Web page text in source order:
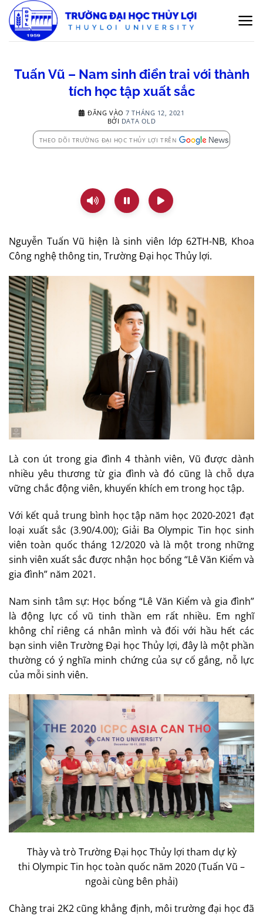
qua
nội
Tuấn Vũ – Nam sinh điển trai với thành
tích học tập xuất sắc
ĐĂNG VÀO7 THÁNG 12, 2021
BỞI DATA OLD
THEO DÕI TRƯỜNG ĐẠI HỌC THỦY LỢI TRÊN
Nguyễn Tuấn Vũ hiện là sinh viên lớp 62TH-NB, Khoa
Công nghệ thông tin, Trường Đại học Thủy lợi.
Là con út trong gia đình 4 thành viên, Vũ được dành
nhiều yêu thương từ gia đình và đó cũng là chỗ dựa
vững chắc động viên, khuyến khích em trong học tập.
Với kết quả trung bình học tập năm học 2020-2021 đạt
loại xuất sắc (3.90/4.00); Giải Ba Olympic Tin học sinh
viên toàn quốc tháng 12/2020 và là một trong những
sinh viên xuất sắc được nhận học bổng “Lê Văn Kiểm và
gia đình” năm 2021.
Nam sinh tâm sự: Học bổng “Lê Văn Kiểm và gia đình”
là động lực cổ vũ tinh thần em rất nhiều. Em nghĩ
không chỉ riêng cá nhân mình và đối với hầu hết các
bạn sinh viên Trường Đại học Thủy lợi, đây là một phần
thường có ý nghĩa minh chứng của sự cố gắng, nỗ lực
của mỗi sinh viên.
Thày và trò Trường Đại học Thủy lợi tham dự kỳ
thi Olympic Tin học toàn quốc năm 2020 (Tuấn Vũ –
ngoài cùng bên phải)
Chàng trai 2K2 cũng khẳng định, môi trường đại học đã